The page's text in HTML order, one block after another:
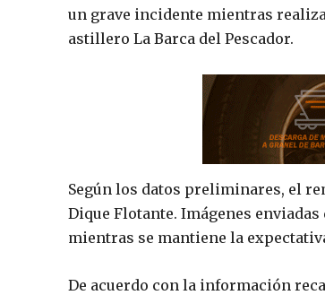
un grave incidente mientras
astillero La Barca del Pescador.
Según los datos preliminares, el
Dique Flotante. Imágenes
mientras se mantiene la
De acuerdo con la información